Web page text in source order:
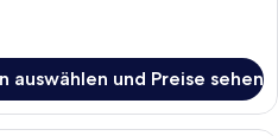
auswählen und Preise sehen